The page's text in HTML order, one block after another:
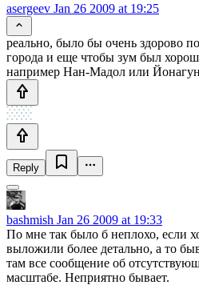
asergeev Jan 26 2009 at 19:25
реально, было бы очень здорово
города и еще чтобы зум был
например Нан-Мадол или
Reply
bashmish Jan 26 2009 at 19:33
По мне так было б неплохо, если
выложили более детально, а то
там все сообщение об
масштабе. Неприятно бывает.